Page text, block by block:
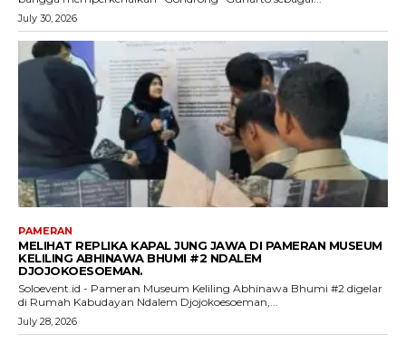
July 30, 2026
PAMERAN
MELIHAT REPLIKA KAPAL JUNG JAWA DI PAMERAN MUSEUM
KELILING ABHINAWA BHUMI #2 NDALEM
DJOJOKOESOEMAN.
Soloevent.id - Pameran Museum Keliling Abhinawa Bhumi #2 digelar
di Rumah Kabudayan Ndalem Djojokoesoeman,...
July 28, 2026